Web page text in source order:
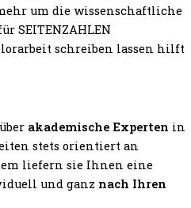
um die wissenschaftliche
SEITENZAHLEN
schreiben lassen hilft
akademische Experten in
stets orientiert an
liefern sie Ihnen eine
und ganz nach Ihren